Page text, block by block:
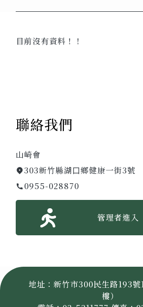
目前沒有資料！！
聯絡我們
山崎會
303新竹縣湖⼝鄉健康一街3號
0955-028870
管理者進入
地址：新竹市300民生路193
樓）